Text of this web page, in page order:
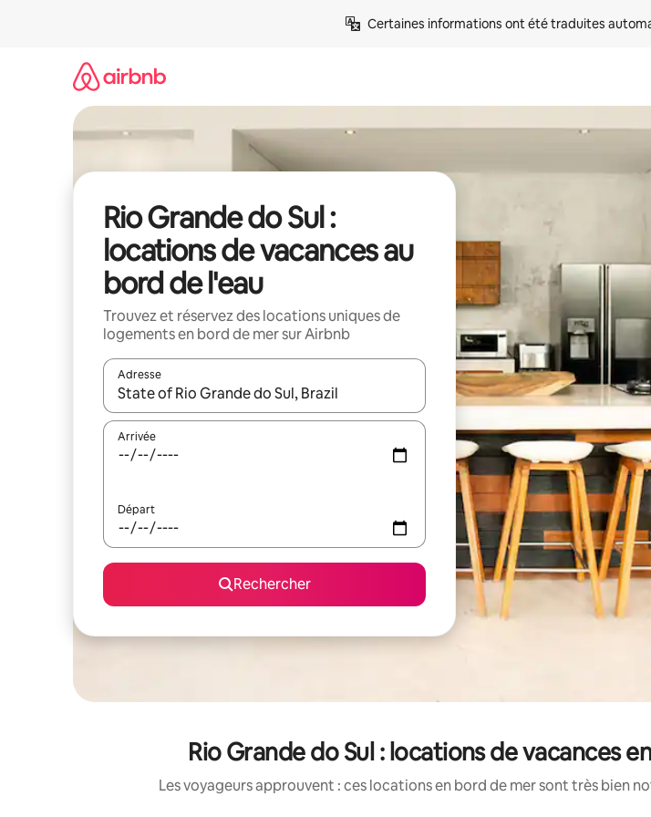
Certaines informations ont été traduites
Rio Grande do Sul :
locations de vacances au
bord de l'eau
Trouvez et réservez des locations uniques de
logements en bord de mer sur Airbnb
Adresse
Lorsque les résultats s'affichent, utilisez les flèches vers le haut et vers le bas pour les
Arrivée
Départ
Rechercher
Rio Grande do Sul : locations de vacances
Les voyageurs approuvent : ces locations en bord de mer sont très bien